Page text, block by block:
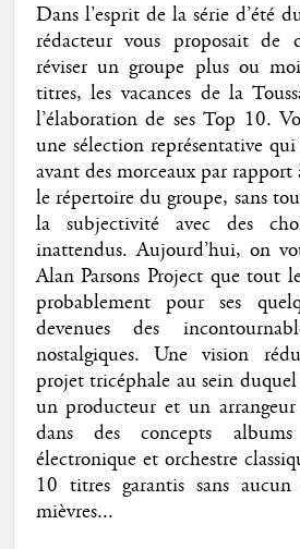
Dans l'esprit de la série d’été
rédacteur vous proposait de
réviser un groupe plus ou
titres, les vacances de la
l’élaboration de ses Top 10.
une sélection représentative
avant des morceaux par rapport
le répertoire du groupe, sans
la subjectivité avec des
inattendus. Aujourd’hui, on
Alan Parsons Project que tout
probablement pour ses
devenues des
nostalgiques. Une vision
projet tricéphale au sein
un producteur et un arrangeur
dans des concepts
électronique et orchestre
10 titres garantis sans aucun
mièvres...